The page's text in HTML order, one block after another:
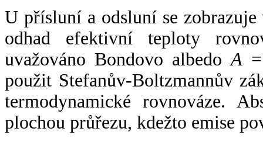
U přísluní a odsluní se
odhad efektivní teploty
uvažováno Bondovo albedoA
použit Stefanův-Boltzmannův
termodynamické rovnováze.
plochou průřezu, kdežto emise